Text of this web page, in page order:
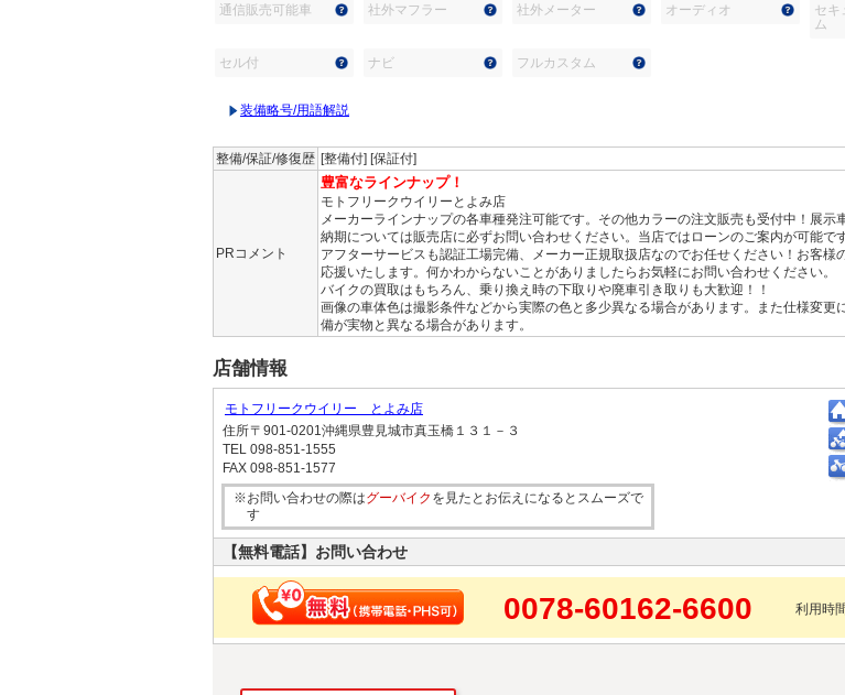
通信販売可能車 社外マフラー 社外メーター オーディオ
セキ
ム
セル付 ナビ フルカスタム
装備略号/用語解説
整備/保証/修復歴 [整備付] [保証付]
PRコメント
豊富なラインナップ！
モトフリークウイリーとよみ店
メーカーラインナップの各車種発注可能です。その他カラーの注文販売も受付中！展示
納期については販売店に必ずお問い合わせください。当店ではローンのご案内が可能で
アフターサービスも認証工場完備、メーカー正規取扱店なのでお任せください！お客様
応援いたします。何かわからないことがありましたらお気軽にお問い合わせください。
バイクの買取はもちろん、乗り換え時の下取りや廃車引き取りも大歓迎！！
画像の車体色は撮影条件などから実際の色と多少異なる場合があります。また仕様変更
備が実物と異なる場合があります。
店舗情報
モトフリークウイリー とよみ店
住所〒901-0201沖縄県豊見城市真玉橋１３１－３
TEL 098-851-1555
FAX 098-851-1577
※お問い合わせの際はグーバイク を見たとお伝えになるとスムーズで
す
【無料電話】お問い合わせ
0078-60162-6600 利用時